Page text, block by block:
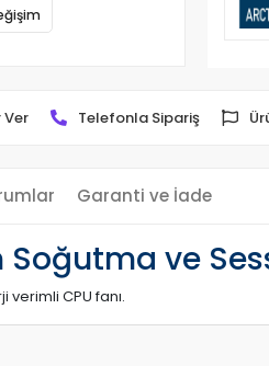
Ver Telefonla Sipariş
Garanti ve İade
Soğutma ve
verimli CPU fanı.